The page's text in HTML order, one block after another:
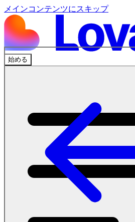
メインコンテンツにスキップ
始める